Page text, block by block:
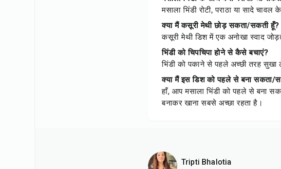
मसाला भिंडी रोटी, पराठा या सादे
क्या मैं कसूरी मेथी छोड़ सकता/सकती हूँ?
कसूरी मेथी डिश में एक अनोखा स्वाद
भिंडी को चिपचिपा होने से कैसे बचाएं?
भिंडी को पकाने से पहले अच्छी तरह
क्या मैं इस डिश को पहले से बना सकता/
हाँ, आप मसाला भिंडी को पहले से बना
बनाकर खाना सबसे अच्छा रहता है।
Tripti Bhalotia